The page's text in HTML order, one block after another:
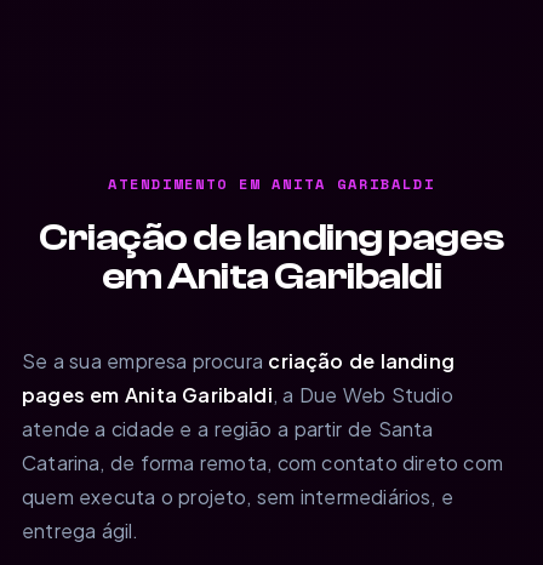
ATENDIMENTO EM ANITA GARIBALDI
Criação de landing pages
em Anita Garibaldi
Se a sua empresa procura criação de landing
pages em Anita Garibaldi, a Due Web Studio
atende a cidade e a região a partir de Santa
Catarina, de forma remota, com contato direto com
quem executa o projeto, sem intermediários, e
entrega ágil.